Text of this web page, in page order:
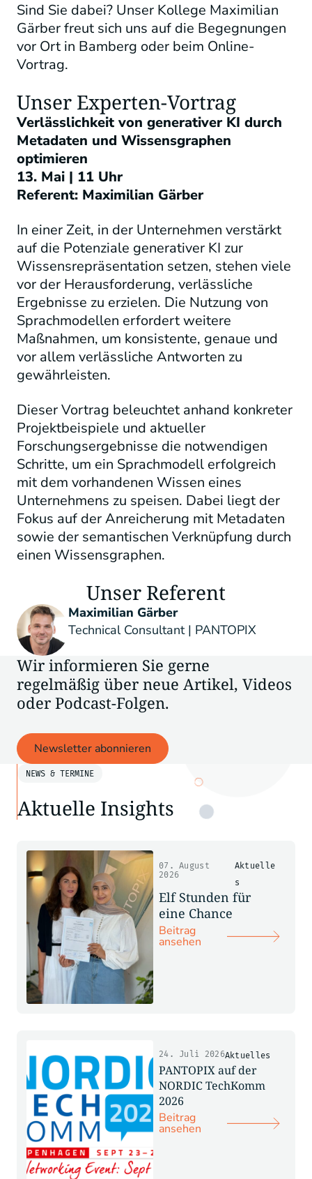
Sind Sie dabei? Unser Kollege Maximilian
Gärber freut sich uns auf die Begegnungen
vor Ort in Bamberg oder beim Online-
Vortrag.
Unser Experten-Vortrag
Verlässlichkeit von generativer KI durch
Metadaten und Wissensgraphen
optimieren
13. Mai | 11 Uhr
Referent: Maximilian Gärber
In einer Zeit, in der Unternehmen verstärkt
auf die Potenziale generativer KI zur
Wissensrepräsentation setzen, stehen viele
vor der Herausforderung, verlässliche
Ergebnisse zu erzielen. Die Nutzung von
Sprachmodellen erfordert weitere
Maßnahmen, um konsistente, genaue und
vor allem verlässliche Antworten zu
gewährleisten.
Dieser Vortrag beleuchtet anhand konkreter
Projektbeispiele und aktueller
Forschungsergebnisse die notwendigen
Schritte, um ein Sprachmodell erfolgreich
mit dem vorhandenen Wissen eines
Unternehmens zu speisen. Dabei liegt der
Fokus auf der Anreicherung mit Metadaten
sowie der semantischen Verknüpfung durch
einen Wissensgraphen.
Unser Referent
Maximilian Gärber
Technical Consultant | PANTOPIX
Wir informieren Sie gerne
regelmäßig über neue Artikel, Videos
oder Podcast-Folgen.
Newsletter abonnieren
NEWS & TERMINE
Aktuelle Insights
Aktuelle
s
07. August
2026
Elf Stunden für
eine Chance
Beitrag
ansehen
Aktuelles
24. Juli 2026
PANTOPIX auf der
NORDIC TechKomm
2026
Beitrag
ansehen